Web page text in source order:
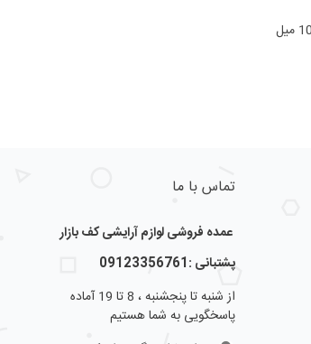
تماس با ما
عمده فروشی لوازم آرایشی کف بازار
پشتبانی :09123356761
از شنبه تا پنجشنبه ، 8 تا 19 آماده
پاسخگویی به شما هستیم